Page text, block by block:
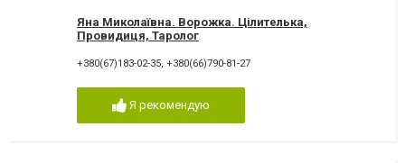
Яна Миколаївна. Ворожка. Цілителька,
Провидиця, Таролог
+380(67)183-02-35, +380(66)790-81-27
Я рекомендую